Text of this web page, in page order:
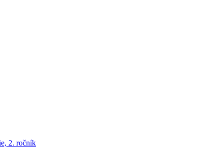
2. ročník